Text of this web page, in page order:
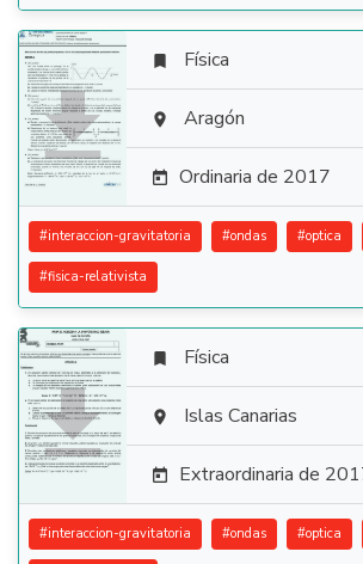

 Física
 Aragón
 Ordinaria de 2017
#interaccion-gravitatoria #ondas #optica
#fisica-relativista

 Física
 Islas Canarias
 Extraordinaria de
#interaccion-gravitatoria #ondas #optica